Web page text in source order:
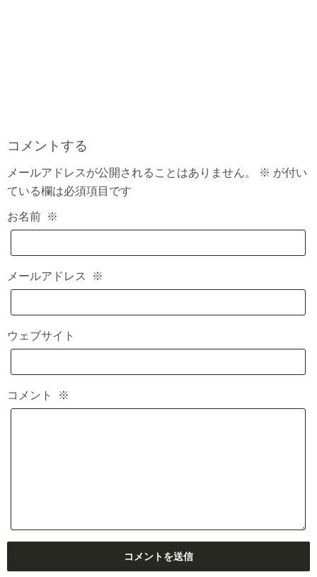
コメントする
メールアドレスが公開されることはありません。 ※ が付い
ている欄は必須項目です
お名前 ※
メールアドレス ※
ウェブサイト
コメント ※